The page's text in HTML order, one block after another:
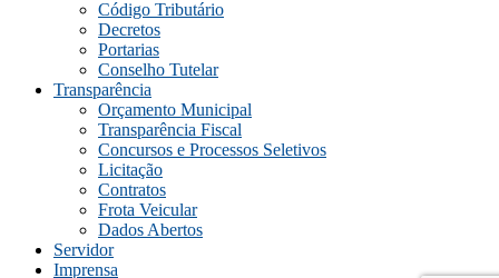
Código Tributário
Decretos
Portarias
Conselho Tutelar
Transparência
Orçamento Municipal
Transparência Fiscal
Concursos e Processos Seletivos
Licitação
Contratos
Frota Veicular
Dados Abertos
Servidor
Imprensa